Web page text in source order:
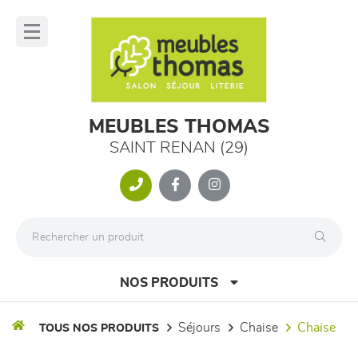
MEUBLES THOMAS
SAINT RENAN (29)
NOS PRODUITS
TOUS NOS PRODUITS séjours chaise chaise